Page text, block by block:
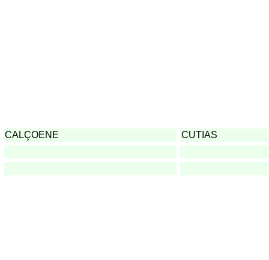
CALÇOENE CUTIAS